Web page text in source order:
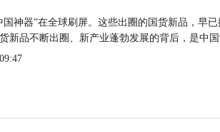
国神器”在全球刷屏。这些出圈的国货新品，早
新品不断出圈、新产业蓬勃发展的背后，是中国